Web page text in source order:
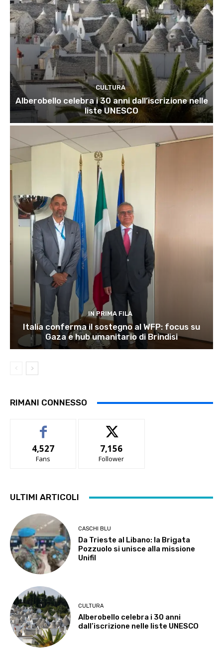
CULTURA
Alberobello celebra i 30 anni dall’iscrizione nelle
liste UNESCO
IN PRIMA FILA
Italia conferma il sostegno al WFP: focus su
Gaza e hub umanitario di Brindisi
RIMANI CONNESSO
4,527
Fans
7,156
Follower
ULTIMI ARTICOLI
CASCHI BLU
Da Trieste al Libano: la Brigata
Pozzuolo si unisce alla missione
Unifil
CULTURA
Alberobello celebra i 30 anni
dall’iscrizione nelle liste UNESCO